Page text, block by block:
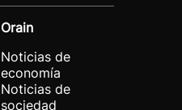
Orain
Noticias de
economía
Noticias de
sociedad